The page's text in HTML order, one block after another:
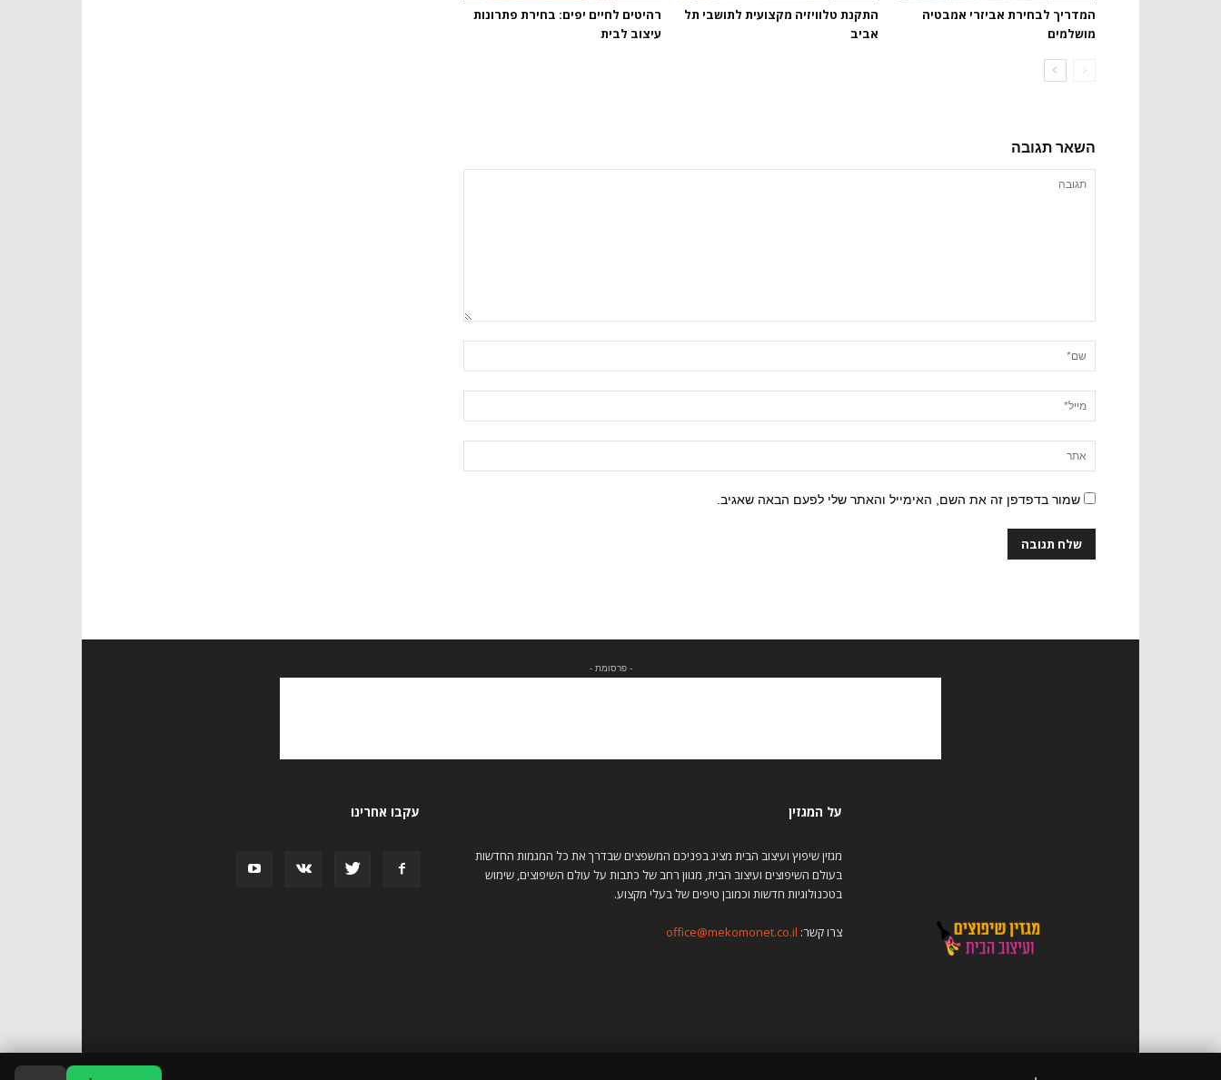
המדריך לבחירת אביזרי אמבטיה
מושלמים
התקנת טלוויזיה מקצועית לתושבי תל
אביב
רהיטים לחיים יפים: בחירת פתרונות
עיצוב לבית
השאר תגובה
שמור בדפדפן זה את השם, האימייל והאתר שלי לפעם הבאה שאגיב.
- פרסומת -
על המגזין
מגזין שיפוץ ועיצוב הבית מציג בפניכם המשפצים שבדרך את כל המגמות החדשות
בעולם השיפוצים ועיצוב הבית, מגוון רחב של כתבות על עולם השיפוצים, שימוש
בטכנולוגיות חדשות וכמובן טיפים של בעלי מקצוע.
צרו קשר: office@mekomonet.co.il
עקבו אחרינו